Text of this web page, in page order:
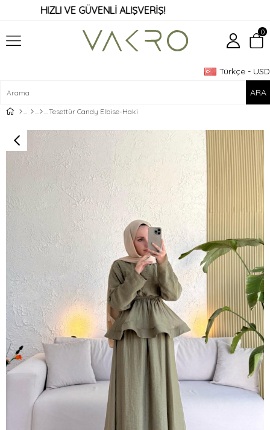
HIZLI VE GÜVENLİ ALIŞVERİŞ!
Türkçe - USD
0
Tesettür Candy Elbise-Haki